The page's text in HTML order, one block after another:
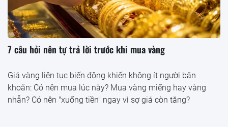
7 câu hỏi nên tự trả lời trước khi mua vàng
Giá vàng liên tục biến động khiến không ít người băn
khoăn: Có nên mua lúc này? Mua vàng miếng hay vàng
nhẫn? Có nên "xuống tiền" ngay vì sợ giá còn tăng?